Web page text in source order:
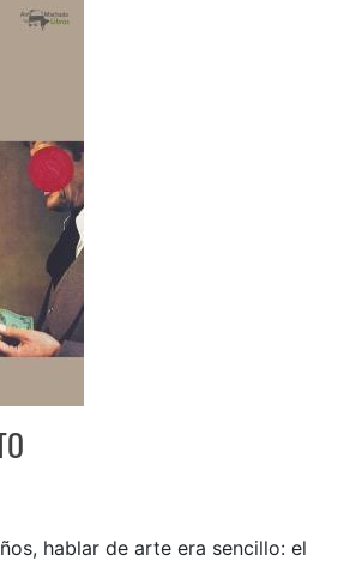
hablar de arte era sencillo: el